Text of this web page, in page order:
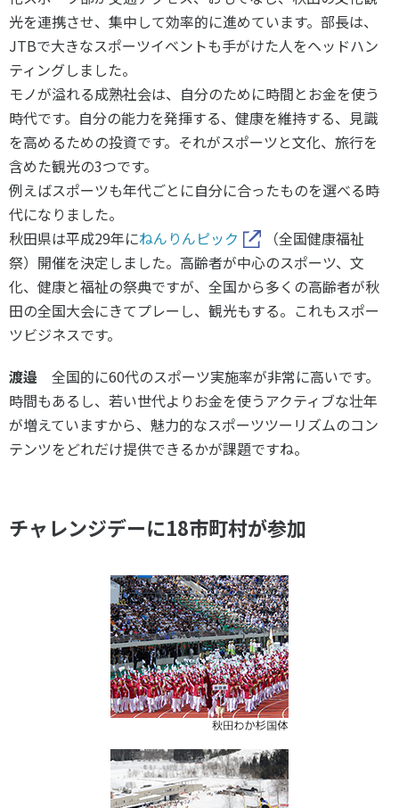
光を連携させ、集中して効率的に進めています。部長は、
JTBで大きなスポーツイベントも手がけた人をヘッドハン
ティングしました。
モノが溢れる成熟社会は、自分のために時間とお金を使う
時代です。自分の能力を発揮する、健康を維持する、見識
を高めるための投資です。それがスポーツと文化、旅行を
含めた観光の3つです。
例えばスポーツも年代ごとに自分に合ったものを選べる時
代になりました。
秋田県は平成29年にねんりんピック
（全国健康福祉
祭）開催を決定しました。高齢者が中心のスポーツ、文
化、健康と福祉の祭典ですが、全国から多くの高齢者が秋
田の全国大会にきてプレーし、観光もする。これもスポー
ツビジネスです。
渡邉 全国的に60代のスポーツ実施率が非常に高いです。
時間もあるし、若い世代よりお金を使うアクティブな壮年
が増えていますから、魅力的なスポーツツーリズムのコン
テンツをどれだけ提供できるかが課題ですね。
チャレンジデーに18市町村が参加